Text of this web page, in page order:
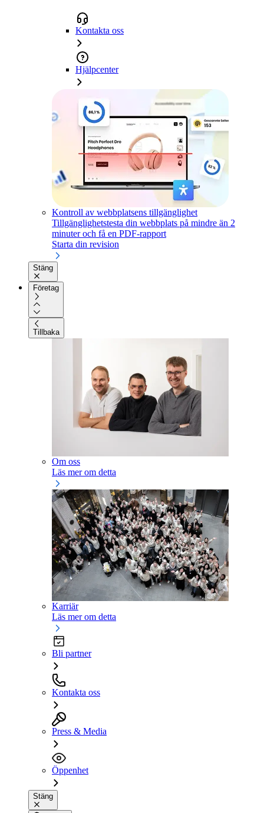
Kontakta oss
Hjälpcenter
Kontroll av webbplatsens tillgänglighet
Tillgänglighetstesta din webbplats på mindre än 2
minuter och få en PDF-rapport
Starta din revision
Stäng
Företag
Tillbaka
Om oss
Läs mer om detta
Karriär
Läs mer om detta
Bli partner
Kontakta oss
Press & Media
Öppenhet
Stäng